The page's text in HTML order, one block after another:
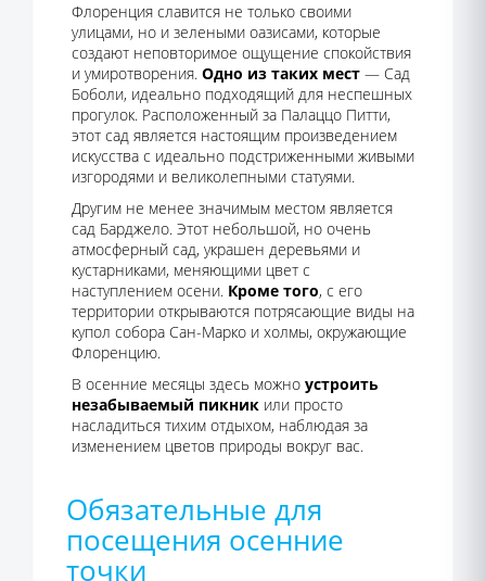
Флоренция славится не только своими
улицами, но и зелеными оазисами, которые
создают неповторимое ощущение спокойствия
и умиротворения. Одно из таких мест — Сад
Боболи, идеально подходящий для неспешных
прогулок. Расположенный за Палаццо Питти,
этот сад является настоящим произведением
искусства с идеально подстриженными живыми
изгородями и великолепными статуями.
Другим не менее значимым местом является
сад Барджело. Этот небольшой, но очень
атмосферный сад, украшен деревьями и
кустарниками, меняющими цвет с
наступлением осени. Кроме того, с его
территории открываются потрясающие виды на
купол собора Сан-Марко и холмы, окружающие
Флоренцию.
В осенние месяцы здесь можно устроить
незабываемый пикник или просто
насладиться тихим отдыхом, наблюдая за
изменением цветов природы вокруг вас.
Обязательные для
посещения осенние
точки